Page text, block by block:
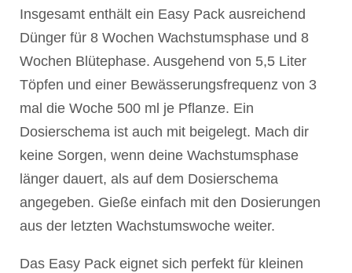
Insgesamt enthält ein Easy Pack ausreichend
Dünger für 8 Wochen Wachstumsphase und 8
Wochen Blütephase. Ausgehend von 5,5 Liter
Töpfen und einer Bewässerungsfrequenz von 3
mal die Woche 500 ml je Pflanze. Ein
Dosierschema ist auch mit beigelegt. Mach dir
keine Sorgen, wenn deine Wachstumsphase
länger dauert, als auf dem Dosierschema
angegeben. Gieße einfach mit den Dosierungen
aus der letzten Wachstumswoche weiter.
Das Easy Pack eignet sich perfekt für kleinen